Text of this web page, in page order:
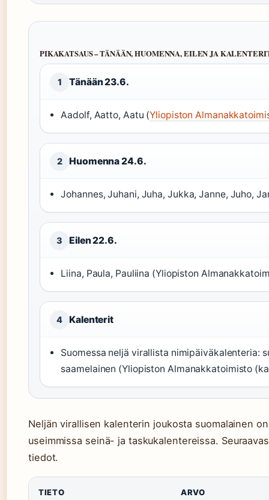
PIKAKATSAUS – TÄNÄÄN, HUOMENNA, EILEN JA
1 Tänään 23.6.
Aadolf, Aatto, Aatu (Yliopiston
2 Huomenna 24.6.
Johannes, Juhani, Juha, Jukka, Janne, Juho,
3 Eilen 22.6.
Liina, Paula, Pauliina (Yliopiston
4 Kalenterit
Suomessa neljä virallista nimipäiväkalenteria:
saamelainen (Yliopiston Almanakkatoimisto
Neljän virallisen kalenterin joukosta suomalainen
useimmissa seinä- ja taskukalentereissa.
tiedot.
TIETO ARVO